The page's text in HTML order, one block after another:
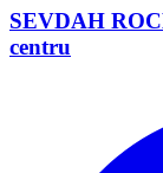
SEVDAH
centru